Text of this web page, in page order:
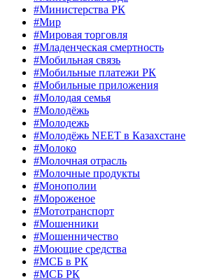
#Министерства РК
#Мир
#Мировая торговля
#Младенческая смертность
#Мобильная связь
#Мобильные платежи РК
#Мобильные приложения
#Молодая семья
#Молодёжь
#Молодежь
#Молодёжь NEET в Казахстане
#Молоко
#Молочная отрасль
#Молочные продукты
#Монополии
#Мороженое
#Мототранспорт
#Мошенники
#Мошенничество
#Моющие средства
#МСБ в РК
#МСБ РК